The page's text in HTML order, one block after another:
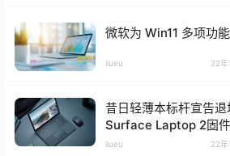
微软为 Win11 多项功
liueu 22年
昔日轻薄本标杆宣告
Surface Laptop 2固
liueu 22年